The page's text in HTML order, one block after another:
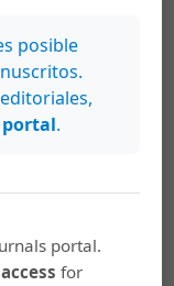
Kerguelen, S. L.,
Evaluación del
para las
Costarricense
posible
.
portal.
for